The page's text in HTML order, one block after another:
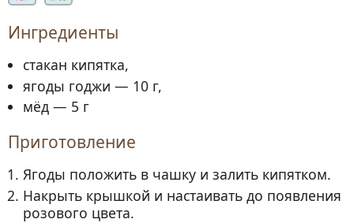
Ингредиенты
стакан кипятка,
ягоды годжи — 10 г,
мёд — 5 г
Приготовление
Ягоды положить в чашку и залить кипятком.
Накрыть крышкой и настаивать до появления
розового цвета.